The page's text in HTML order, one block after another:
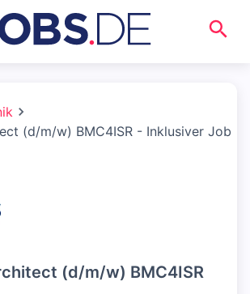
(d/m/w) BMC4ISR - Inklusiver Job
(d/m/w) BMC4ISR